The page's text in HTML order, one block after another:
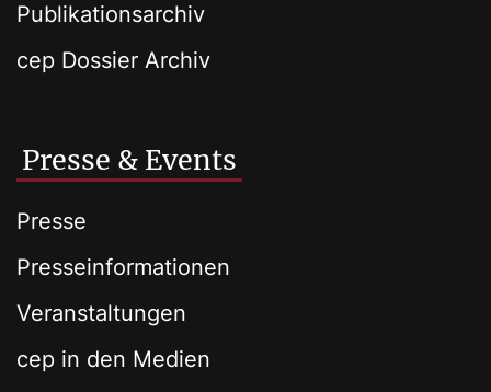
Publikationsarchiv
cep Dossier Archiv
Presse & Events
Presse
Presseinformationen
Veranstaltungen
cep in den Medien